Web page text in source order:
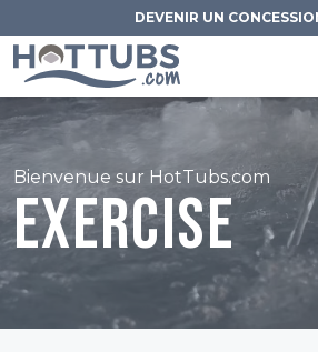
DEVENIR UN
Bienvenue sur HotTubs.com
Exercise